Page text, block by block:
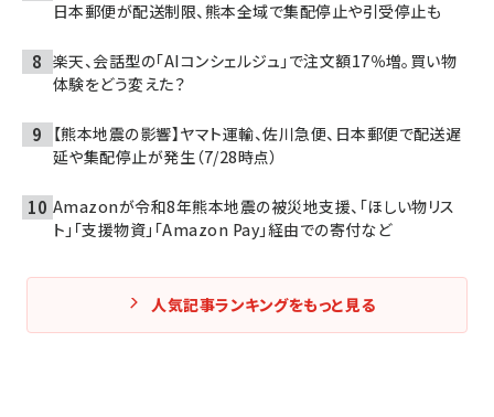
日本郵便が配送制限、熊本全域で集配停止や引受停止も
楽天、会話型の「AIコンシェルジュ」で注文額17％増。買い物
体験をどう変えた？
【熊本地震の影響】ヤマト運輸、佐川急便、日本郵便で配送遅
延や集配停止が発生（7/28時点）
Amazonが令和8年熊本地震の被災地支援、「ほしい物リス
ト」「支援物資」「Amazon Pay」経由での寄付など
人気記事ランキングをもっと見る